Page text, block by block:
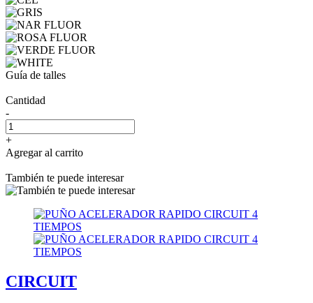
Guía de talles
Cantidad
-
+
Agregar al carrito
También te puede interesar
CIRCUIT